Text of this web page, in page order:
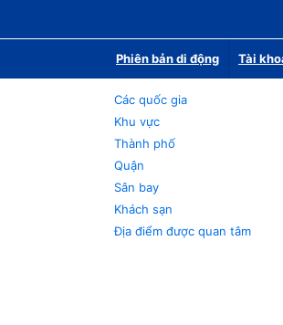
Phiên bản di động Tài
Các quốc gia
Khu vực
Thành phố
Quận
Sân bay
Khách sạn
Địa điểm được quan tâm